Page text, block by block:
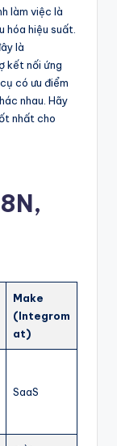
làm việc là
hóa hiệu suất.
là
kết nối ứng
có ưu điểm
nhau. Hãy
nhất cho
Make
(Integrom
at)
SaaS